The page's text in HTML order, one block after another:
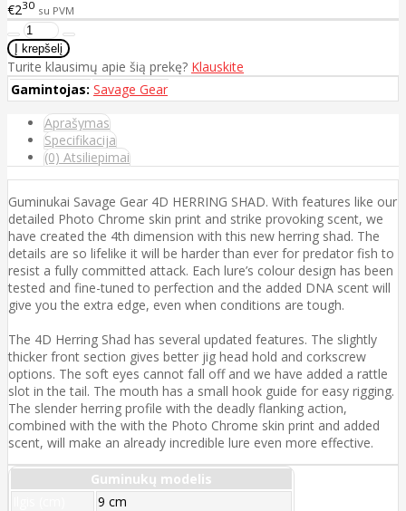
€230 su PVM
Turite klausimų apie šią prekę? Klauskite
Gamintojas: Savage Gear
Aprašymas
Specifikacija
(0) Atsiliepimai
Guminukai Savage Gear 4D HERRING SHAD. With features like our
detailed Photo Chrome skin print and strike provoking scent, we
have created the 4th dimension with this new herring shad. The
details are so lifelike it will be harder than ever for predator fish to
resist a fully committed attack. Each lure’s colour design has been
tested and fine-tuned to perfection and the added DNA scent will
give you the extra edge, even when conditions are tough.
The 4D Herring Shad has several updated features. The slightly
thicker front section gives better jig head hold and corkscrew
options. The soft eyes cannot fall off and we have added a rattle
slot in the tail. The mouth has a small hook guide for easy rigging.
The slender herring profile with the deadly flanking action,
combined with the with the Photo Chrome skin print and added
scent, will make an already incredible lure even more effective.
Guminukų modelis
9 cm